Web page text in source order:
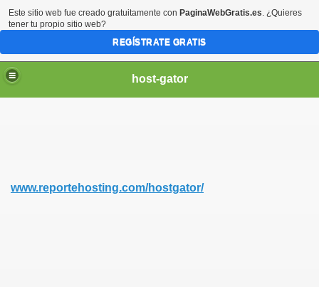
host-gator
www.reportehosting.com/hostgator/
Este sitio web fue creado gratuitamente con PaginaWebGratis.es. ¿Quieres
tener tu propio sitio web?
REGÍSTRATE GRATIS